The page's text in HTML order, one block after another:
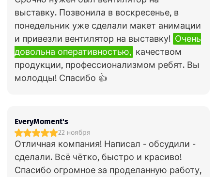
выставку. Позвонила в воскресенье, в
понедельник уже сделали макет анимации
и привезли вентилятор на выставку! Очень
довольна оперативностью, качеством
продукции, профессионализмом ребят. Вы
молодцы! Спасибо 👍
EveryMoment's
22 ноября
Отличная компания! Написал - обсудили -
сделали. Всё чётко, быстро и красиво!
Спасибо огромное за проделанную работу,